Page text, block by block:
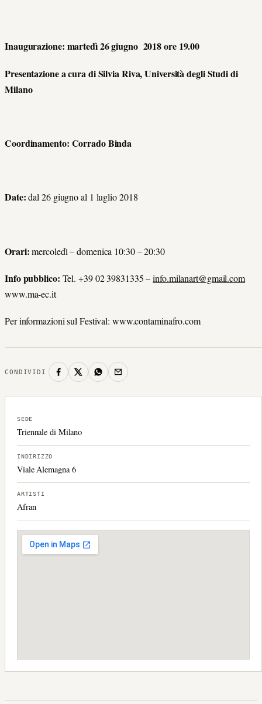
Inaugurazione: martedì 26 giugno 2018 ore 19.00
Presentazione a cura di Silvia Riva, Università degli Studi di
Milano
Coordinamento: Corrado Binda
Date:dal 26 giugno al 1 luglio 2018
Orari:mercoledì – domenica 10:30 – 20:30
Info pubblico: Tel. +39 02 39831335 –info.milanart@gmail.com
www.ma-ec.it
Per informazioni sul Festival: www.contaminafro.com
CONDIVIDI
SEDE
Triennale di Milano
INDIRIZZO
Viale Alemagna 6
ARTISTI
Afran